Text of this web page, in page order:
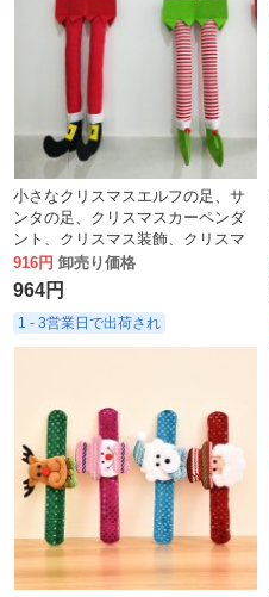
小さなクリスマスエルフの足、サ
ンタの足、クリスマスカーペンダ
ント、クリスマス装飾、クリスマ
ス日用品
916円 卸売り価格
964円
1 - 3営業日で出荷され